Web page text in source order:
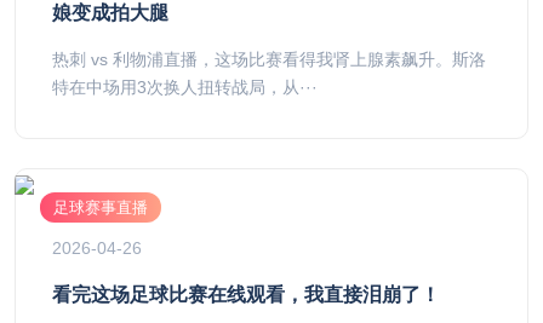
娘变成拍大腿
热刺 vs 利物浦直播，这场比赛看得我肾上腺素飙升。斯洛
特在中场用3次换人扭转战局，从···
足球赛事直播
2026-04-26
看完这场足球比赛在线观看，我直接泪崩了！